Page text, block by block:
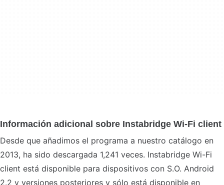
Información adicional sobre Instabridge Wi-Fi client
Desde que añadimos el programa a nuestro catálogo en
2013, ha sido descargada 1,241 veces. Instabridge Wi-Fi
client está disponible para dispositivos con S.O. Android
2.2 y versiones posteriores y sólo está disponible en